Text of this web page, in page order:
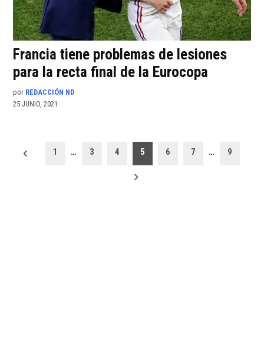
Francia tiene problemas de lesiones
para la recta final de la Eurocopa
por REDACCIÓN ND
25 JUNIO, 2021
Paginación
1 … 3 4 5 6 7 … 9